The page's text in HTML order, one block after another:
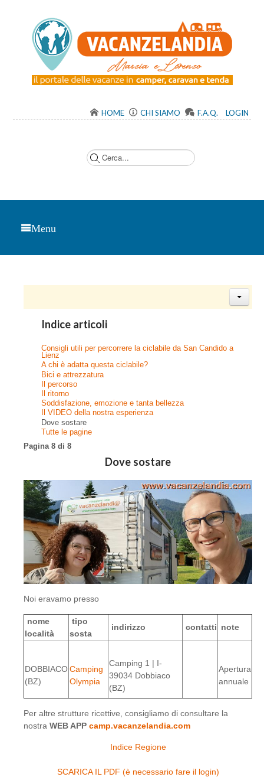
HOME CHI SIAMO F.A.Q. LOGIN
Menu
Indice articoli
Consigli utili per percorrere la ciclabile da San Candido a
Lienz
A chi è adatta questa ciclabile?
Bici e attrezzatura
Il percorso
Il ritorno
Soddisfazione, emozione e tanta bellezza
Il VIDEO della nostra esperienza
Dove sostare
Tutte le pagine
Pagina 8 di 8
Dove sostare
Noi eravamo presso
nome
località
tipo
sosta
indirizzo contatti note
DOBBIACO
(BZ)
Camping
Olympia
Camping 1 | I-
39034 Dobbiaco
(BZ)
Apertura
annuale
Per altre strutture ricettive, consigliamo di consultare la
nostra WEB APP camp.vacanzelandia.com
Indice Regione
SCARICA IL PDF (è necessario fare il login)